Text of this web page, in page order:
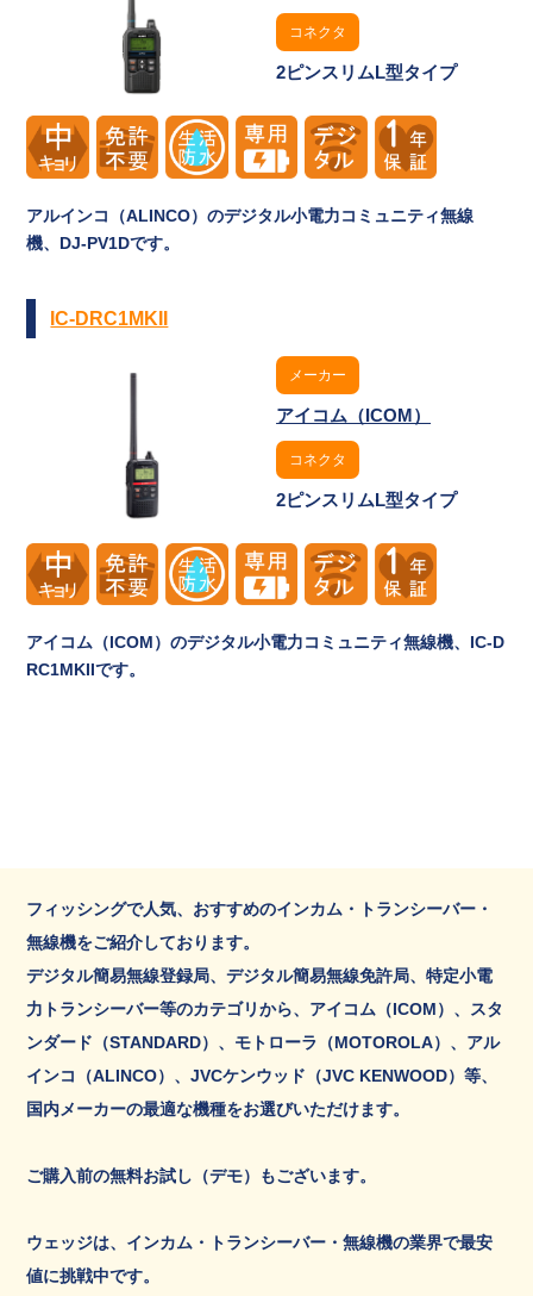
コネクタ
2ピンスリムL型タイプ
アルインコ（ALINCO）のデジタル小電力コミュニティ無線
機、DJ-PV1Dです。
IC-DRC1MKII
メーカー
アイコム（ICOM）
コネクタ
2ピンスリムL型タイプ
アイコム（ICOM）のデジタル小電力コミュニティ無線機、IC-D
RC1MKIIです。
フィッシングで人気、おすすめのインカム・トランシーバー・
無線機をご紹介しております。
デジタル簡易無線登録局、デジタル簡易無線免許局、特定小電
力トランシーバー等のカテゴリから、アイコム（ICOM）、スタ
ンダード（STANDARD）、モトローラ（MOTOROLA）、アル
インコ（ALINCO）、JVCケンウッド（JVC KENWOOD）等、
国内メーカーの最適な機種をお選びいただけます。
ご購入前の無料お試し（デモ）もございます。
ウェッジは、インカム・トランシーバー・無線機の業界で最安
値に挑戦中です。